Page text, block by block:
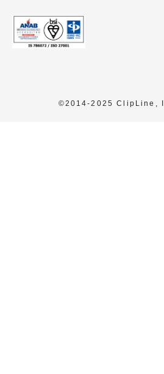
©2014-2025 ClipLine,